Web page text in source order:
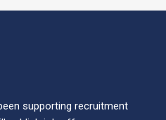
supporting recruitment